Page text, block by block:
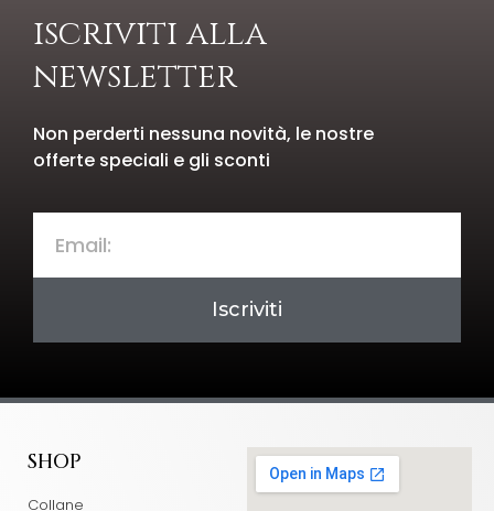
iscriviti alla
newsletter
Non perderti nessuna novità, le nostre
offerte speciali e gli sconti
Iscriviti
SHOP
Collane